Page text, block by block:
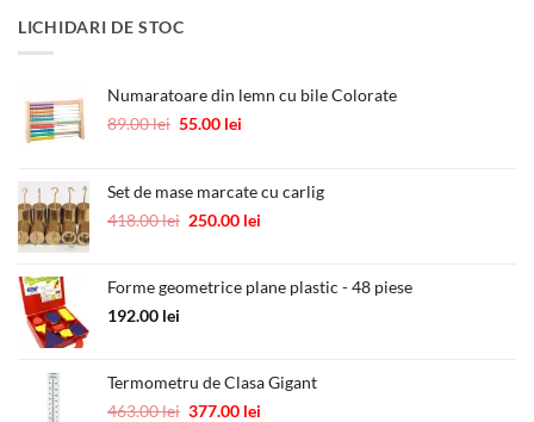
fost:
LICHIDARI DE STOC
Numaratoare din lemn cu bile Colorate
89.00lei Prețul
fost:
89.00 lei.
55.00 lei
55.00 lei.
Set de mase marcate cu carlig
418.00lei Prețul
fost:
250.00 lei
250.00 lei.
Forme geometrice plane plastic - 48 piese
192.00 lei
Termometru de Clasa Gigant
463.00lei Prețul
377.00 lei